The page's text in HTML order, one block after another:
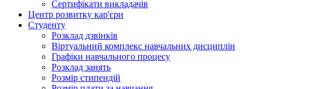
Сертифікати викладачів
Центр розвитку кар'єри
Студенту
Розклад дзвінків
Віртуальний комплекс навчальних дисциплін
Графіки навчального процесу
Розклад занять
Розмір стипендій